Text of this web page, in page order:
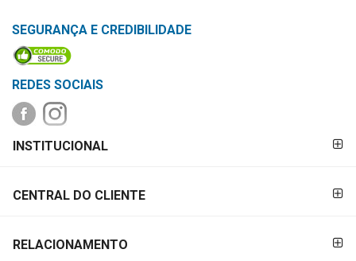
CENTRAL
DE
LOJAS
MAIS
DO
SEGURANÇA E CREDIBILIDADE
REDES SOCIAIS
PAGAMENTO
INSTITUCIONAL
CENTRAL DO CLIENTE
RELACIONAMENTO